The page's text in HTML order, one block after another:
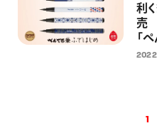
利
売
「
1